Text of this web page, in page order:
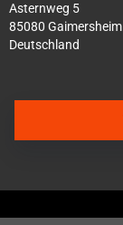
Asternweg 5
85080 Gaimersheim
Deutschland